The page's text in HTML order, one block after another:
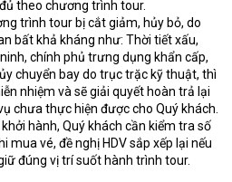
theo chương trình tour.
trình tour bị cắt giảm, hủy bỏ, do
bất khả kháng như: Thời tiết xấu,
chính phủ trưng dụng khẩn cấp,
chuyển bay do trục trặc kỹ thuật, thì
nhiệm và sẽ giải quyết hoàn trả lại
chưa thực hiện được cho Quý khách.
hành, Quý khách cần kiểm tra số
mua vé, đề nghị HDV sắp xếp lại nếu
đúng vị trí suốt hành trình tour.